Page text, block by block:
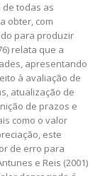
todas as
obter, com
para produzir
relata que a
apresentando
à avaliação de
atualização de
de prazos e
como o valor
este
de erro para
e Reis (2001)